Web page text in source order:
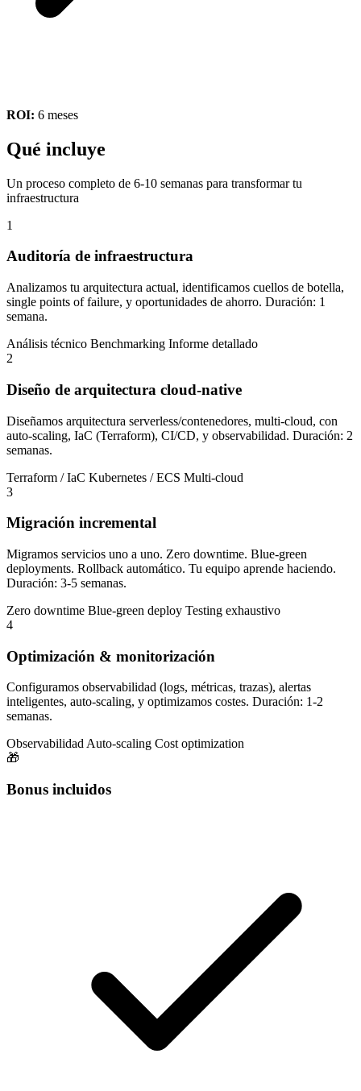
ROI: 6 meses
Qué incluye
Un proceso completo de 6-10 semanas para transformar tu
infraestructura
1
Auditoría de infraestructura
Analizamos tu arquitectura actual, identificamos cuellos de botella,
single points of failure, y oportunidades de ahorro. Duración: 1
semana.
Análisis técnico Benchmarking Informe detallado
2
Diseño de arquitectura cloud-native
Diseñamos arquitectura serverless/contenedores, multi-cloud, con
auto-scaling, IaC (Terraform), CI/CD, y observabilidad. Duración: 2
semanas.
Terraform / IaC Kubernetes / ECS Multi-cloud
3
Migración incremental
Migramos servicios uno a uno. Zero downtime. Blue-green
deployments. Rollback automático. Tu equipo aprende haciendo.
Duración: 3-5 semanas.
Zero downtime Blue-green deploy Testing exhaustivo
4
Optimización & monitorización
Configuramos observabilidad (logs, métricas, trazas), alertas
inteligentes, auto-scaling, y optimizamos costes. Duración: 1-2
semanas.
Observabilidad Auto-scaling Cost optimization
🎁
Bonus incluidos